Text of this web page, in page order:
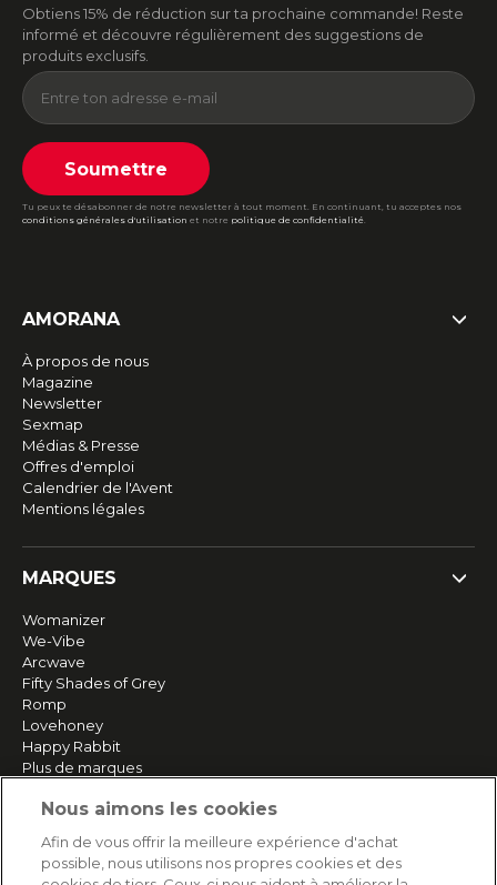
Obtiens 15% de réduction sur ta prochaine commande! Reste
informé et découvre régulièrement des suggestions de
produits exclusifs.
Soumettre
Tu peux te désabonner de notre newsletter à tout moment. En continuant, tu acceptes nos
conditions générales d'utilisation et notre politique de confidentialité.
AMORANA
À propos de nous
Magazine
Newsletter
Sexmap
Médias & Presse
Offres d'emploi
Calendrier de l'Avent
Mentions légales
MARQUES
Womanizer
We-Vibe
Arcwave
Fifty Shades of Grey
Romp
Lovehoney
Happy Rabbit
Plus de marques
SERVICE
Livraison rapide et gratuite
Nous aimons les cookies
Afin de vous offrir la meilleure expérience d'achat
possible, nous utilisons nos propres cookies et des